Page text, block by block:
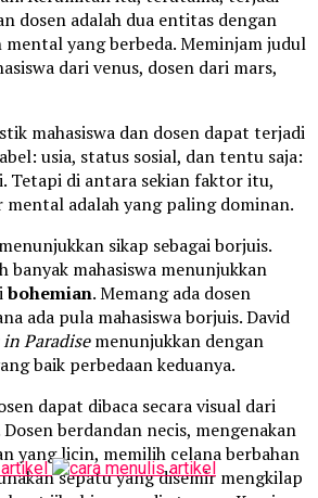
dosen adalah dua entitas dengan
yang berbeda. Meminjam judul
dari venus, dosen dari mars,
mahasiswa dan dosen dapat terjadi
usia, status sosial, dan tentu saja:
Tetapi di antara sekian faktor itu,
adalah yang paling dominan.
sikap sebagai borjuis.
banyak mahasiswa menunjukkan
bohemian. Memang ada dosen
ada pula mahasiswa borjuis. David
Paradisemenunjukkan dengan
baik perbedaan keduanya.
dapat dibaca secara visual dari
berdandan necis, mengenakan
yang licin, memilih celana berbahan
sepatu yang disemir mengkilap